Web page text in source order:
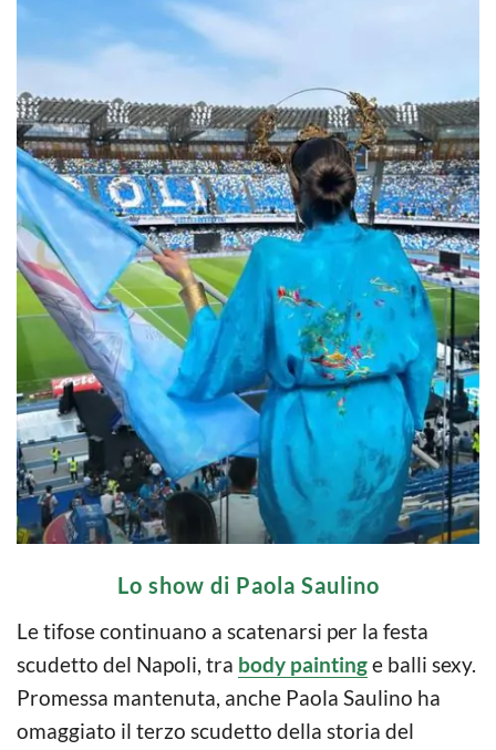
Lo show di Paola Saulino
Le tifose continuano a scatenarsi per la festa
scudetto del Napoli, tra body paintinge balli sexy.
Promessa mantenuta, anche Paola Saulino ha
omaggiato il terzo scudetto della storia del